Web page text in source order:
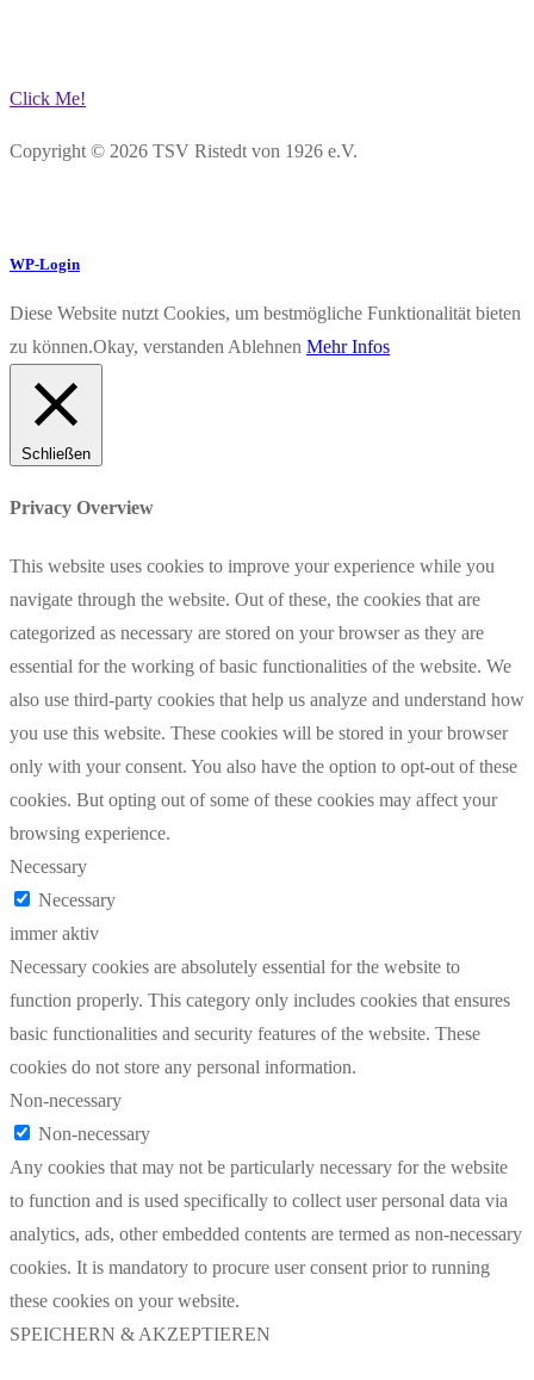
Click Me!
Copyright © 2026 TSV Ristedt von 1926 e.V.
WP-Login
Diese Website nutzt Cookies, um bestmögliche Funktionalität bieten
zu können.Okay, verstanden Ablehnen Mehr Infos
Schließen
Privacy Overview
This website uses cookies to improve your experience while you
navigate through the website. Out of these, the cookies that are
categorized as necessary are stored on your browser as they are
essential for the working of basic functionalities of the website. We
also use third-party cookies that help us analyze and understand how
you use this website. These cookies will be stored in your browser
only with your consent. You also have the option to opt-out of these
cookies. But opting out of some of these cookies may affect your
browsing experience.
Necessary
Necessary
immer aktiv
Necessary cookies are absolutely essential for the website to
function properly. This category only includes cookies that ensures
basic functionalities and security features of the website. These
cookies do not store any personal information.
Non-necessary
Non-necessary
Any cookies that may not be particularly necessary for the website
to function and is used specifically to collect user personal data via
analytics, ads, other embedded contents are termed as non-necessary
cookies. It is mandatory to procure user consent prior to running
these cookies on your website.
SPEICHERN & AKZEPTIEREN